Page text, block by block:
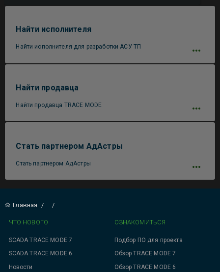
Найти исполнителя
Найти исполнителя для разработки АСУ ТП
Найти продавца
Найти продавца TRACE MODE
Стать партнером АдАстры
Стать партнером АдАстры
Главная / /
ЧТО НОВОГО
SCADA TRACE MODE 7
SCADA TRACE MODE 6
Новости
ОЗНАКОМИТЬСЯ
Подбор ПО для проекта
Обзор TRACE MODE 7
Обзор TRACE MODE 6